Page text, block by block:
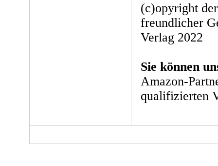
(c)opyright
freundlicher
Verlag 2022
Sie können
Amazon-
qualifizierten